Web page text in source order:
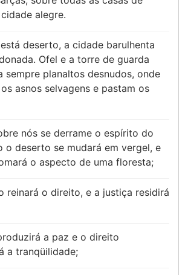
alegre.
deserto, a cidade barulhenta
Ofel e a torre de guarda
sempre planaltos desnudos, onde
asnos selvagens e pastam os
nós se derrame o espírito do
o deserto se mudará em vergel, e
o aspecto de uma floresta;
reinará o direito, e a justiça residirá
a paz e o direito
a tranqüilidade;